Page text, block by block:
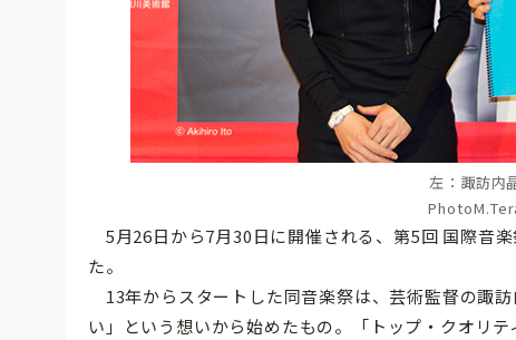
左：諏訪内
5月26日から7月30日に開催される、第5回 国際音
た。
13年からスタートした同音楽祭は、芸術監督の諏
い」という想いから始めたもの。「トップ・クオリ